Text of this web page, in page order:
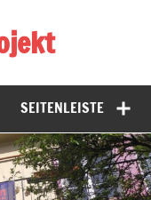
SEITENLEISTE